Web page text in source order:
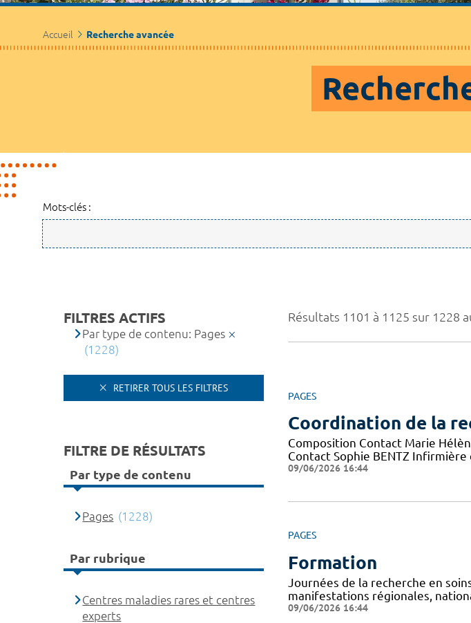
Accueil Recherche avancée
Mots-clés :
Résultats 1101 à 1125 sur 1228
PAGES
Coordination de la
Composition Contact Marie
Contact Sophie BENTZ
09/06/2026 16:44
PAGES
Formation
Journées de la recherche en
manifestations régionales,
09/06/2026 16:44
FILTRES ACTIFS
Par type de contenu: Pages
(1228)
RETIRER TOUS LES FILTRES
FILTRE DE RÉSULTATS
Par type de contenu
Pages (1228)
Par rubrique
Centres maladies rares et centres
experts